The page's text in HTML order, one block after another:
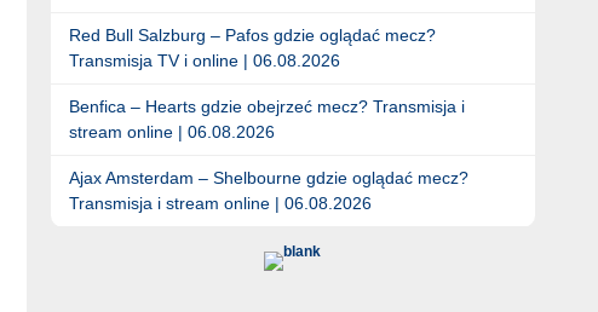
Red Bull Salzburg – Pafos gdzie oglądać mecz?
Transmisja TV i online | 06.08.2026
Benfica – Hearts gdzie obejrzeć mecz? Transmisja i
stream online | 06.08.2026
Ajax Amsterdam – Shelbourne gdzie oglądać mecz?
Transmisja i stream online | 06.08.2026